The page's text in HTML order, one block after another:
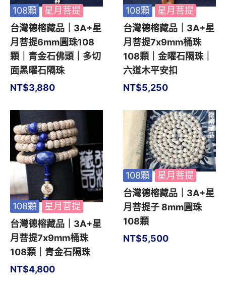
108顆
星月菩提
台灣德榕藏品｜3A+星
月菩提6mm圓珠108
顆｜青金石佛頭｜多切
面黑曜石隔珠
NT$3,880
108顆
星月菩提
台灣德榕藏品｜3A+星
月菩提7x9mm桶珠
108顆｜金曜石隔珠｜
六道木平安扣
NT$5,250
108顆
星月菩提
台灣德榕藏品｜3A+星
月菩提7x9mm桶珠
108顆｜青金石隔珠
NT$4,800
108顆
星月菩提
台灣德榕藏品｜3A+星
月菩提子 8mm圓珠
108顆
NT$5,500